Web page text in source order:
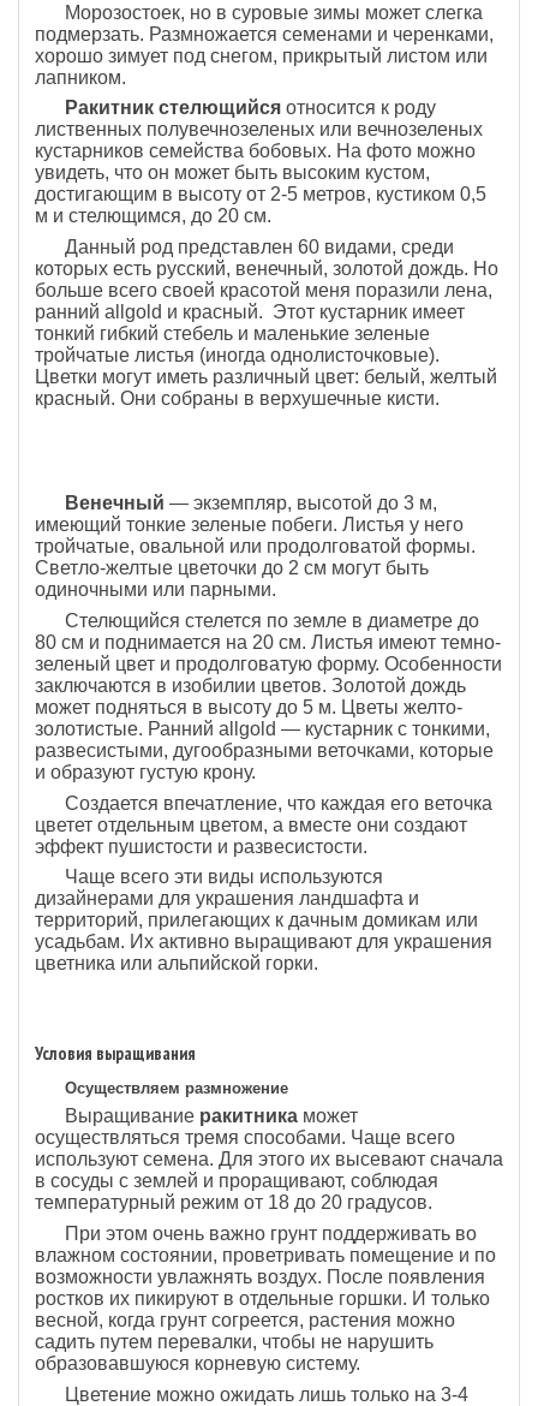
Морозостоек, но в суровые зимы может слегка
подмерзать. Размножается семенами и черенками,
хорошо зимует под снегом, прикрытый листом или
лапником.
Ракитник стелющийсяотносится к роду
лиственных полувечнозеленых или вечнозеленых
кустарников семейства бобовых. На фото можно
увидеть, что он может быть высоким кустом,
достигающим в высоту от 2-5 метров, кустиком 0,5
м и стелющимся, до 20 см.
Данный род представлен 60 видами, среди
которых есть русский, венечный, золотой дождь. Но
больше всего своей красотой меня поразили лена,
ранний allgold и красный. Этот кустарник имеет
тонкий гибкий стебель и маленькие зеленые
тройчатые листья (иногда однолисточковые).
Цветки могут иметь различный цвет: белый, желтый
красный. Они собраны в верхушечные кисти.
Венечный — экземпляр, высотой до 3 м,
имеющий тонкие зеленые побеги. Листья у него
тройчатые, овальной или продолговатой формы.
Светло-желтые цветочки до 2 см могут быть
одиночными или парными.
Стелющийся стелется по земле в диаметре до
80 см и поднимается на 20 см. Листья имеют темно-
зеленый цвет и продолговатую форму. Особенности
заключаются в изобилии цветов. Золотой дождь
может подняться в высоту до 5 м. Цветы желто-
золотистые. Ранний allgold — кустарник с тонкими,
развесистыми, дугообразными веточками, которые
и образуют густую крону.
Создается впечатление, что каждая его веточка
цветет отдельным цветом, а вместе они создают
эффект пушистости и развесистости.
Чаще всего эти виды используются
дизайнерами для украшения ландшафта и
территорий, прилегающих к дачным домикам или
усадьбам. Их активно выращивают для украшения
цветника или альпийской горки.
Условия выращивания
Осуществляем размножение
Выращиваниеракитникаможет
осуществляться тремя способами. Чаще всего
используют семена. Для этого их высевают сначала
в сосуды с землей и проращивают, соблюдая
температурный режим от 18 до 20 градусов.
При этом очень важно грунт поддерживать во
влажном состоянии, проветривать помещение и по
возможности увлажнять воздух. После появления
ростков их пикируют в отдельные горшки. И только
весной, когда грунт согреется, растения можно
садить путем перевалки, чтобы не нарушить
образовавшуюся корневую систему.
Цветение можно ожидать лишь только на 3-4